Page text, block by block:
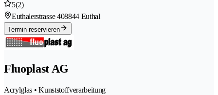
5(2)
Euthalerstrasse 408844 Euthal
Termin reservieren
Fluoplast AG
Acrylglas • Kunststoffverarbeitung